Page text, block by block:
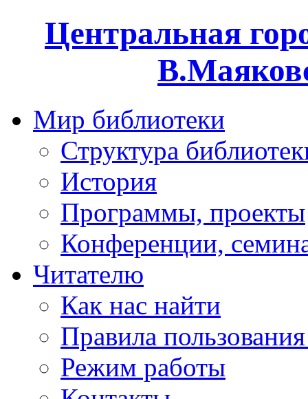
Центральная
Мир библиотеки
Структура
История
Программы, проекты
Конференции,
Читателю
Как нас найти
Правила
Режим работы